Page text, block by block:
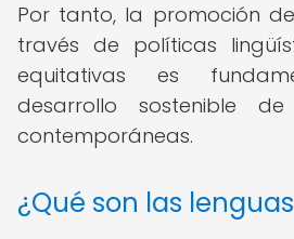
Por tanto, la promoción
través de políticas
equitativas es
desarrollo sostenible
contemporáneas.
¿Qué son las